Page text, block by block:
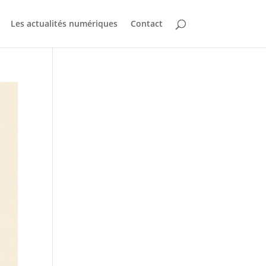
Les actualités numériques Contact